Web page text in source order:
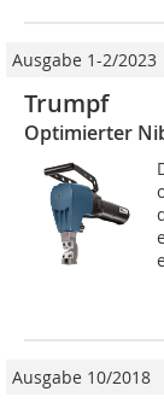
Ausgabe 1-2/2023
Trumpf
Optimierter
Ausgabe 10/2018